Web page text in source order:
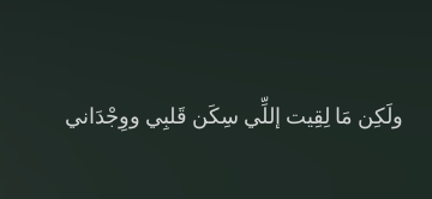
ولَكِن مَا لِقِيت إللِّي سِكَن قَلبِي ووِجْدَاني